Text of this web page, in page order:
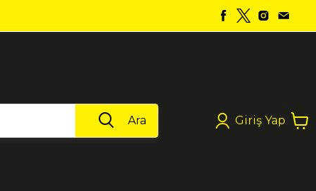
Ara Giriş Yap